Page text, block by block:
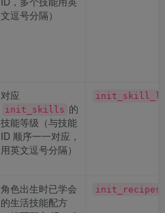
文逗号分隔）
对应
init_skills 的
技能等级（与技能
ID 顺序一一对应，
用英文逗号分隔）
角色出生时已学会
的生活技能配方